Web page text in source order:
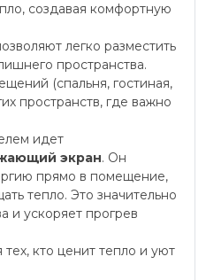
создавая комфортную
легко разместить
пространства.
(спальня, гостиная,
пространств, где важно
идет
экран. Он
прямо в помещение,
тепло. Это значительно
и ускоряет прогрев
кто ценит тепло и уют